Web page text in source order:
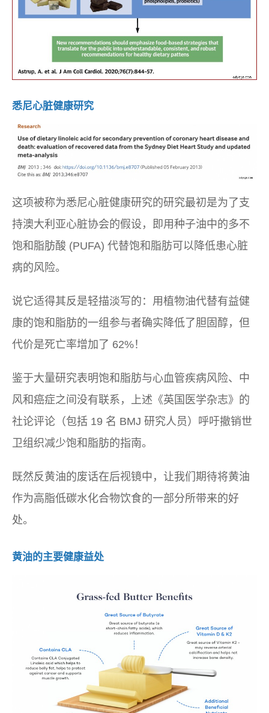
悉尼心脏健康研究
这项被称为悉尼心脏健康研究的研究最初是为了支
持澳大利亚心脏协会的假设，即用种子油中的多不
饱和脂肪酸 (PUFA) 代替饱和脂肪可以降低患心脏
病的风险。
说它适得其反是轻描淡写的：用植物油代替有益健
康的饱和脂肪的一组参与者确实降低了胆固醇，但
代价是死亡率增加了 62%！
鉴于大量研究表明饱和脂肪与心血管疾病风险、中
风和癌症之间没有联系，上述《英国医学杂志》的
社论评论（包括 19 名 BMJ 研究人员）呼吁撤销世
卫组织减少饱和脂肪的指南。
既然反黄油的废话在后视镜中，让我们期待将黄油
作为高脂低碳水化合物饮食的一部分所带来的好
处。
黄油的主要健康益处